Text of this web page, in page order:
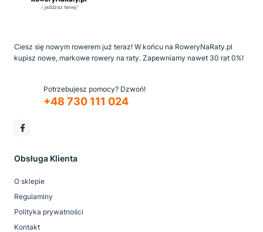
Ciesz się nowym rowerem już teraz! W końcu na RoweryNaRaty.pl
kupisz nowe, markowe rowery na raty. Zapewniamy nawet 30 rat 0%!
Potrzebujesz pomocy? Dzwoń!
+48 730 111 024
Obsługa Klienta
O sklepie
Regulaminy
Polityka prywatności
Kontakt